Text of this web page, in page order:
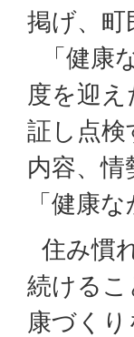
掲げ、
「健康
度を迎
証し点検
内容、
「健康
住み慣
続ける
康づくり